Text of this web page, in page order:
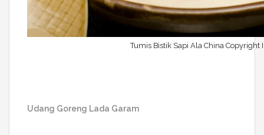
Tumis Bistik Sapi Ala China Copyright
Udang Goreng Lada Garam